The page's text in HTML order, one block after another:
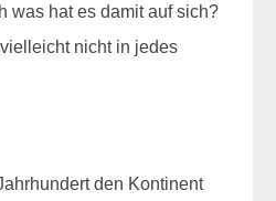
was hat es damit auf sich?
nicht in jedes
den Kontinent